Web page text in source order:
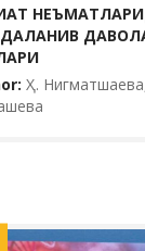
Ҳ.
диққат-
...